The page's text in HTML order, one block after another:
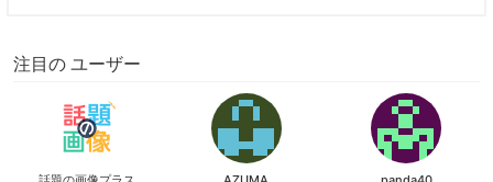
注目の ユーザー